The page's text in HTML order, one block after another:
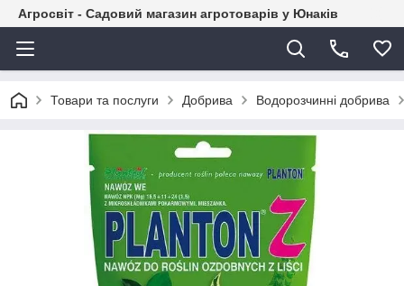
Агросвіт - Садовий магазин агротоварів у Юнаків
Товари та послуги Добрива Водорозчинні добрива